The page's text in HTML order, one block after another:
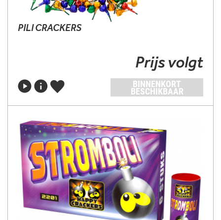
PILI CRACKERS
Prijs volgt
BINNENKORT
BESCHIKBAAR